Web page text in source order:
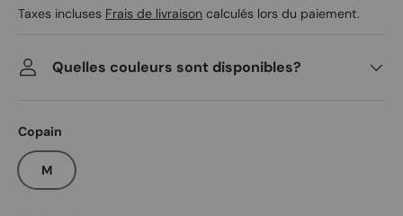
Taxes incluses Frais de livraison calculés lors du paiement.
Quelles couleurs sont disponibles?
Copain
M